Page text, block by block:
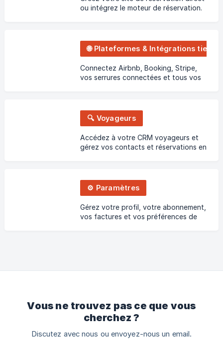
ou intégrez le moteur de réservation.
Connectez Airbnb, Booking, Stripe,
vos serrures connectées et tous vos
🔍 Voyageurs
Accédez à votre CRM voyageurs et
gérez vos contacts et réservations en
⚙️ Paramètres
Gérez votre profil, votre abonnement,
vos factures et vos préférences de
Vous ne trouvez pas ce que vous
cherchez ?
Discutez avec nous ou envoyez-nous un email.